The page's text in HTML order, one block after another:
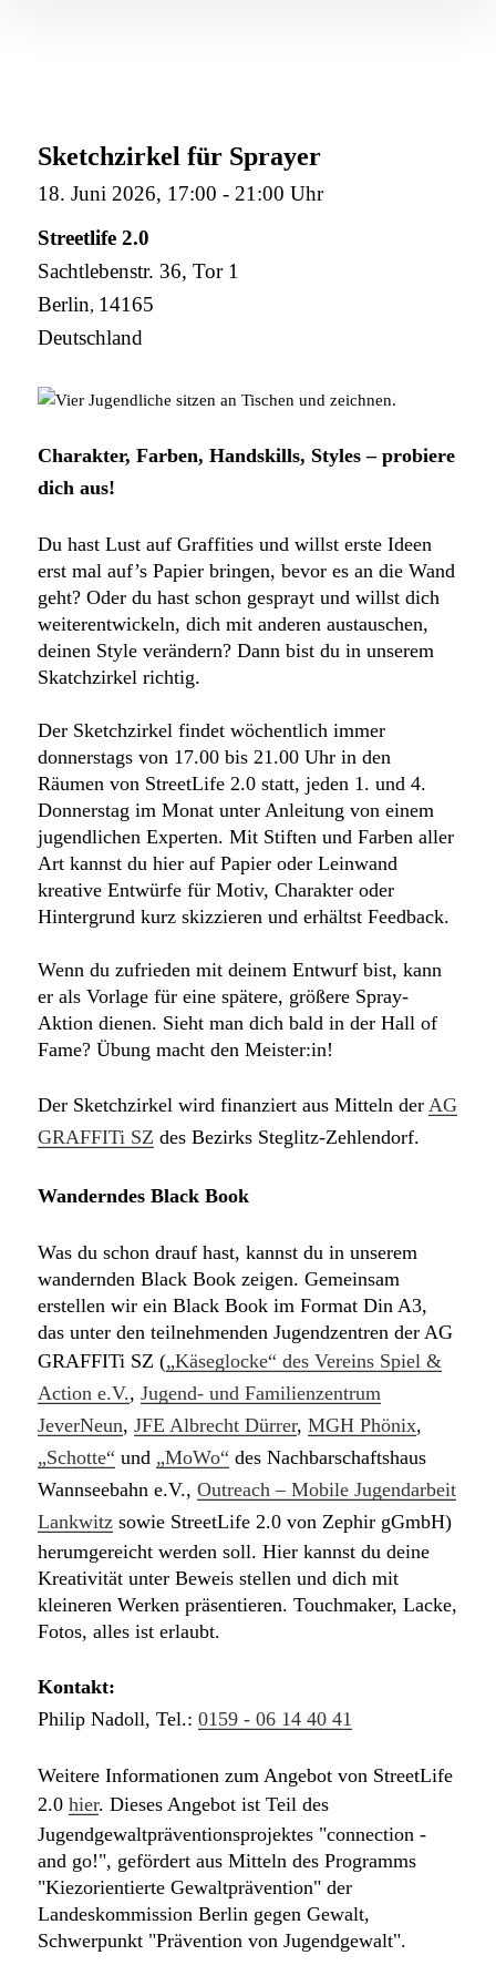
Sketchzirkel für Sprayer
18. Juni 2026, 17:00 - 21:00 Uhr
Streetlife 2.0
Sachtlebenstr. 36, Tor 1
Berlin, 14165
Deutschland
Charakter, Farben, Handskills, Styles – probiere
dich aus!
Du hast Lust auf Graffities und willst erste Ideen
erst mal auf’s Papier bringen, bevor es an die Wand
geht? Oder du hast schon gesprayt und willst dich
weiterentwickeln, dich mit anderen austauschen,
deinen Style verändern? Dann bist du in unserem
Skatchzirkel richtig.
Der Sketchzirkel findet wöchentlich immer
donnerstags von 17.00 bis 21.00 Uhr in den
Räumen von StreetLife 2.0 statt, jeden 1. und 4.
Donnerstag im Monat unter Anleitung von einem
jugendlichen Experten. Mit Stiften und Farben aller
Art kannst du hier auf Papier oder Leinwand
kreative Entwürfe für Motiv, Charakter oder
Hintergrund kurz skizzieren und erhältst Feedback.
Wenn du zufrieden mit deinem Entwurf bist, kann
er als Vorlage für eine spätere, größere Spray-
Aktion dienen. Sieht man dich bald in der Hall of
Fame? Übung macht den Meister:in!
Der Sketchzirkel wird finanziert aus Mitteln der AG
GRAFFITi SZ des Bezirks Steglitz-Zehlendorf.
Wanderndes Black Book
Was du schon drauf hast, kannst du in unserem
wandernden Black Book zeigen. Gemeinsam
erstellen wir ein Black Book im Format Din A3,
das unter den teilnehmenden Jugendzentren der AG
GRAFFITi SZ („Käseglocke“ des Vereins Spiel &
Action e.V., Jugend- und Familienzentrum
JeverNeun, JFE Albrecht Dürrer, MGH Phönix,
„Schotte“ und „MoWo“ des Nachbarschaftshaus
Wannseebahn e.V., Outreach – Mobile Jugendarbeit
Lankwitz sowie StreetLife 2.0 von Zephir gGmbH)
herumgereicht werden soll. Hier kannst du deine
Kreativität unter Beweis stellen und dich mit
kleineren Werken präsentieren. Touchmaker, Lacke,
Fotos, alles ist erlaubt.
Kontakt:
Philip Nadoll, Tel.: 0159 - 06 14 40 41
Weitere Informationen zum Angebot von StreetLife
2.0 hier. Dieses Angebot ist Teil des
Jugendgewaltpräventionsprojektes "connection -
and go!", gefördert aus Mitteln des Programms
"Kiezorientierte Gewaltprävention" der
Landeskommission Berlin gegen Gewalt,
Schwerpunkt "Prävention von Jugendgewalt".